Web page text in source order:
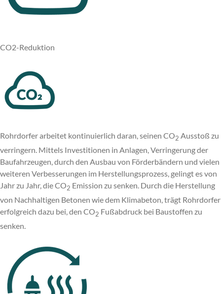
CO2-Reduktion
Rohrdorfer arbeitet kontinuierlich daran, seinen CO2 Ausstoß zu
verringern. Mittels Investitionen in Anlagen, Verringerung der
Baufahrzeugen, durch den Ausbau von Förderbändern und vielen
weiteren Verbesserungen im Herstellungsprozess, gelingt es von
Jahr zu Jahr, die CO2 Emission zu senken. Durch die Herstellung
von Nachhaltigen Betonen wie dem Klimabeton, trägt Rohrdorfer
erfolgreich dazu bei, den CO2 Fußabdruck bei Baustoffen zu
senken.